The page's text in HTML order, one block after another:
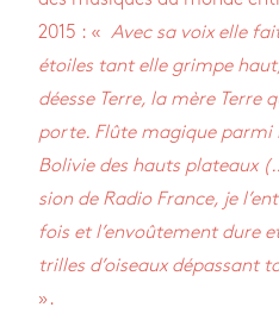
2015 : « Avec sa voix elle
étoiles tant elle grimpe
déesse Terre, la mère Terre
porte. Flûte magique parmi
Boli­vie des hauts pla­teaux
sion de Radio France, je
fois et l’en­voû­te­ment dure
trilles d’oi­seaux dépas­sant
».